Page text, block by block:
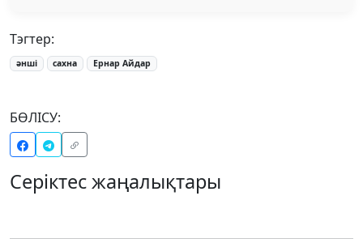
Тэгтер:
әнші сахна Ернар Айдар
БӨЛІСУ:
Серіктес жаңалықтары